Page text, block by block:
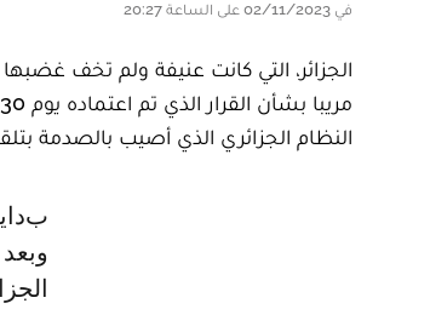
في 02/11/2023 على الساعة 20:27
النظام الجزائري الذي أصيب بالصدمة
بداية هناك الثرثرة وردود الفعل الانفعالية. ثم جاءت فترة المقاطعة والاستسلام.